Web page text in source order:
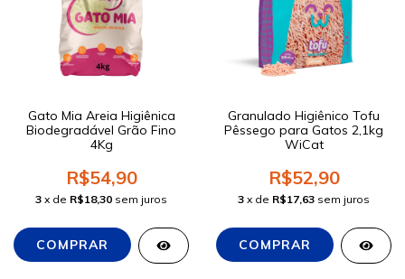
Gato Mia Areia Higiênica
Biodegradável Grão Fino
4Kg
R$54,90
3 x de R$18,30 sem juros
Granulado Higiênico Tofu
Pêssego para Gatos 2,1kg
WiCat
R$52,90
3 x de R$17,63 sem juros